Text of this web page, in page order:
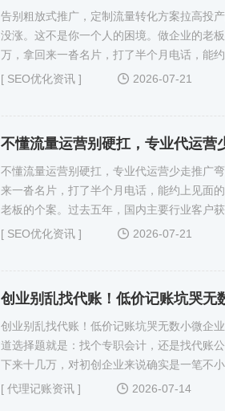
告别粗放式推广，定制流量转化方案拉高投
没涨。这不是你一个人的困境。做企业的老
万，拿回来一沓名片，打了半个月电话，能
[ SEO优化资讯 ] 2026-07-21
不懂流量运营别硬扛，专业代运营
不懂流量运营别硬扛，专业代运营少走推广
来一沓名片，打了半个月电话，能约上见面
老板的个案。过去五年，国内主要行业客户获
[ SEO优化资讯 ] 2026-07-21
创业别乱找代账！低价记账坑哭无
创业别乱找代账！低价记账坑哭无数小微企
道选择题就是：找个专职会计，还是找代账
下来十几万，对初创企业来说确实是一笔不
[ 代理记账资讯 ] 2026-07-14